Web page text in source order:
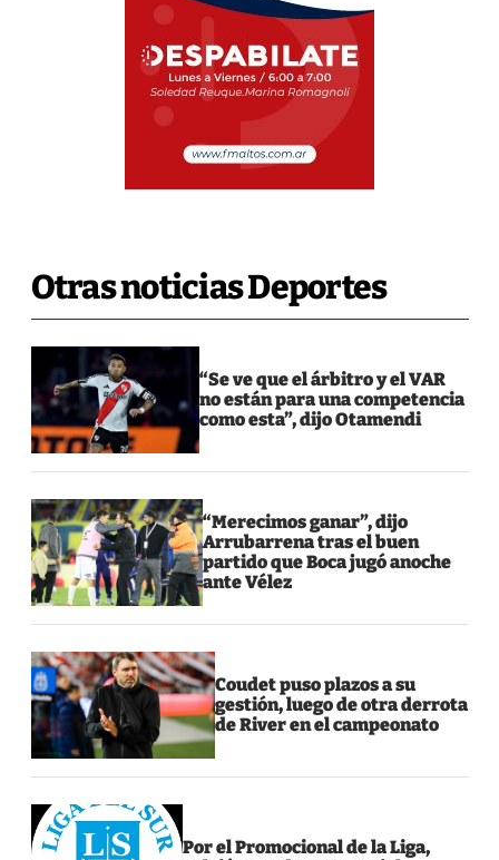
Otras noticias Deportes
“Se ve que el árbitro y el VAR
no están para una competencia
como esta”, dijo Otamendi
“Merecimos ganar”, dijo
Arrubarrena tras el buen
partido que Boca jugó anoche
ante Vélez
Coudet puso plazos a su
gestión, luego de otra derrota
de River en el campeonato
Por el Promocional de la Liga,